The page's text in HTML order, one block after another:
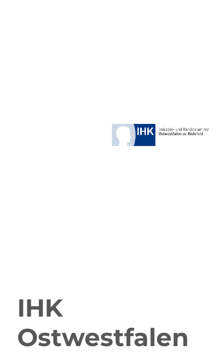
IHK
Ostwestfalen